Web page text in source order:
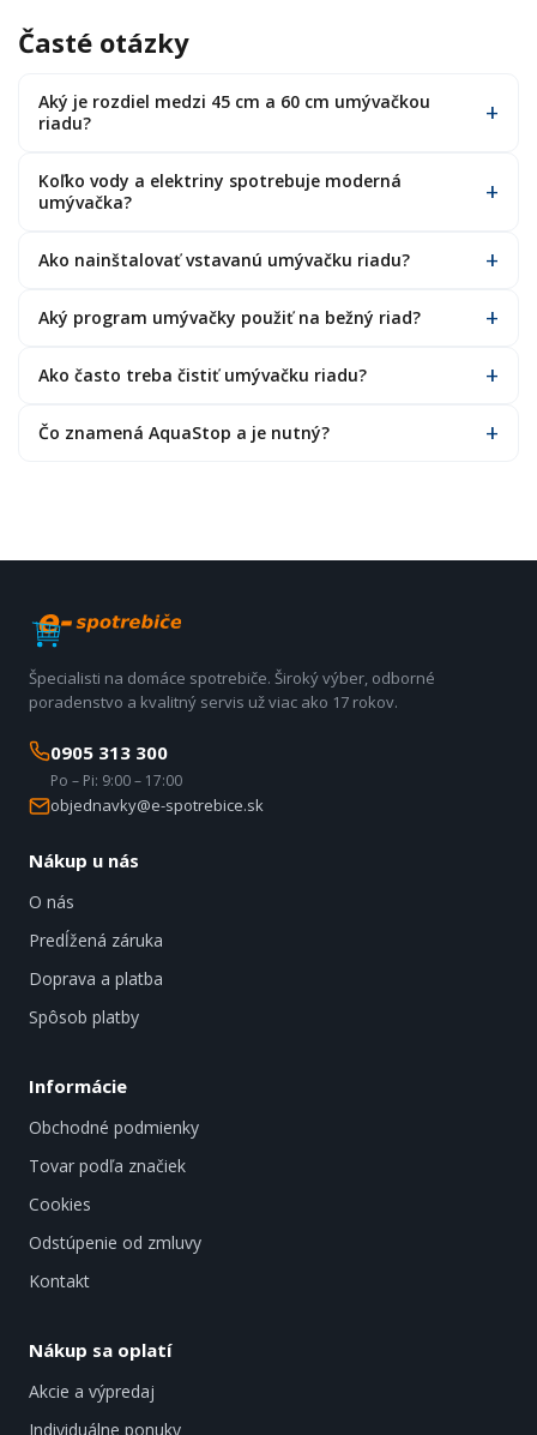
Časté otázky
Aký je rozdiel medzi 45 cm a 60 cm umývačkou
riadu?
Koľko vody a elektriny spotrebuje moderná
umývačka?
Ako nainštalovať vstavanú umývačku riadu?
Aký program umývačky použiť na bežný riad?
Ako často treba čistiť umývačku riadu?
Čo znamená AquaStop a je nutný?
Špecialisti na domáce spotrebiče. Široký výber, odborné
poradenstvo a kvalitný servis už viac ako 17 rokov.
0905 313 300
Po – Pi: 9:00 – 17:00
objednavky@e-spotrebice.sk
Nákup u nás
O nás
Predĺžená záruka
Doprava a platba
Spôsob platby
Informácie
Obchodné podmienky
Tovar podľa značiek
Cookies
Odstúpenie od zmluvy
Kontakt
Nákup sa oplatí
Akcie a výpredaj
Individuálne ponuky